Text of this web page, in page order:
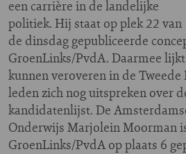
een carrière in de landelijke
politiek. Hij staat op plek 22 van
de dinsdag gepubliceerde
GroenLinks/PvdA. Daarmee
kunnen veroveren in de Tweede
leden zich nog uitspreken over
kandidatenlijst. De
Onderwijs Marjolein Moorman
GroenLinks/PvdA op plaats 6